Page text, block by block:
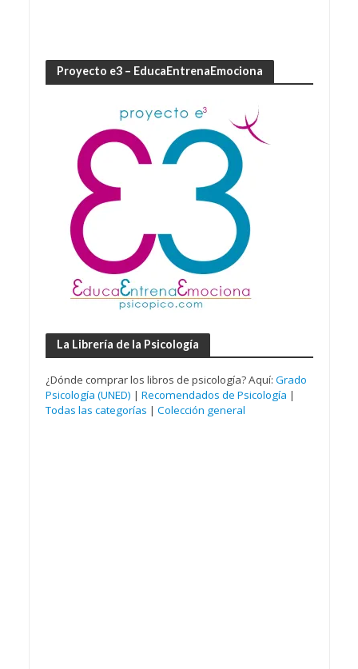
Proyecto e3 – EducaEntrenaEmociona
La Librería de la Psicología
¿Dónde comprar los libros de psicología? Aquí: Grado
Psicología (UNED) | Recomendados de Psicología |
Todas las categorías | Colección general